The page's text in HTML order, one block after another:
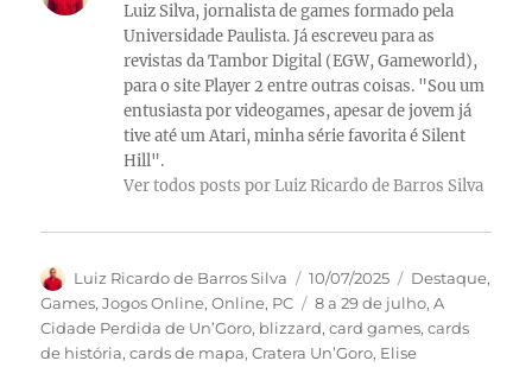
Luiz Silva, jornalista de games formado pela
Universidade Paulista. Já escreveu para as
revistas da Tambor Digital (EGW, Gameworld),
para o site Player 2 entre outras coisas. "Sou um
entusiasta por videogames, apesar de jovem já
tive até um Atari, minha série favorita é Silent
Hill".
Ver todos posts por Luiz Ricardo de Barros Silva
Autor
Luiz Ricardo de Barros Silva
Publicado
em
10/07/2025 Categorias
Destaque,
Games,Jogos Online,Online, PC Tags
8 a 29 de julho,A
Cidade Perdida de Un’Goro, blizzard,card games,cards
de história,cards de mapa,Cratera Un’Goro, Elise